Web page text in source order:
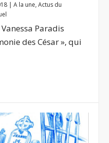
|A la une,Actus du
Paradis
des César », qui